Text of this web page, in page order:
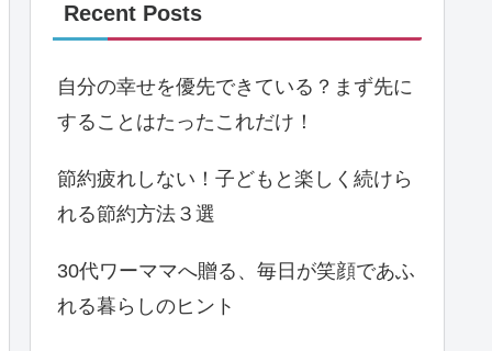
Recent Posts
自分の幸せを優先できている？まず先に
することはたったこれだけ！
節約疲れしない！子どもと楽しく続けら
れる節約方法３選
30代ワーママへ贈る、毎日が笑顔であふ
れる暮らしのヒント